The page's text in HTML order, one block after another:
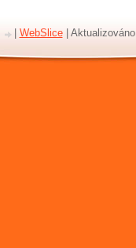
WebSlice